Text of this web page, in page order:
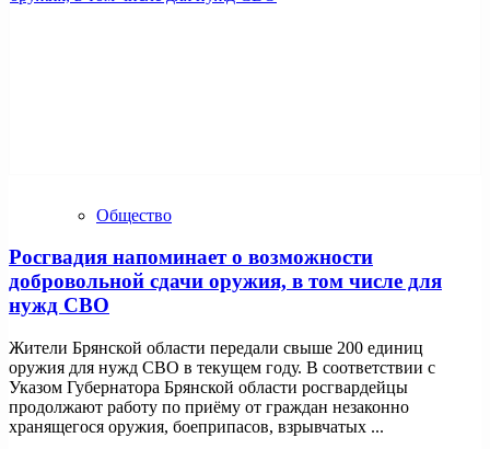
Общество
Росгвадия напоминает о возможности
добровольной сдачи оружия, в том числе для
нужд СВО
Жители Брянской области передали свыше 200 единиц
оружия для нужд СВО в текущем году. В соответствии с
Указом Губернатора Брянской области росгвардейцы
продолжают работу по приёму от граждан незаконно
хранящегося оружия, боеприпасов, взрывчатых ...